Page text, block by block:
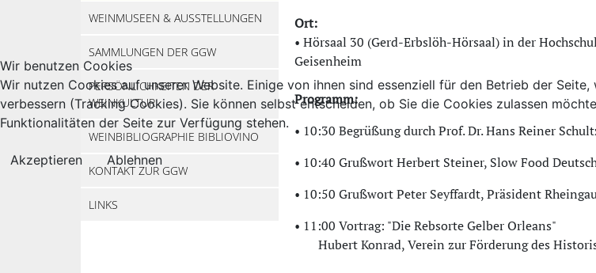
WEINMUSEEN & AUSSTELLUNGEN
SAMMLUNGEN DER GGW
PERSÖNLICHKEITEN DER
WEINKULTUR
WEINBIBLIOGRAPHIE BIBLIOVINO
KONTAKT ZUR GGW
LINKS
Ort:
• Hörsaal 30 (Gerd-Erbslöh-Hörsaal) in der
Geisenheim
Programm:
• 10:30 Begrüßung durch Prof. Dr. Hans Reiner
• 10:40 Grußwort Herbert Steiner, Slow Food
• 10:50 Grußwort Peter Seyffardt, Präsident
• 11:00 Vortrag: "Die Rebsorte Gelber Orleans"
Hubert Konrad, Verein zur Förderung des
Wir benutzen Cookies
Wir nutzen Cookies auf unserer Website. Einige von ihnen sind essenziell für den Betrieb der
verbessern (Tracking Cookies). Sie können selbst entscheiden, ob Sie die Cookies zulassen
Funktionalitäten der Seite zur Verfügung stehen.
Akzeptieren Ablehnen